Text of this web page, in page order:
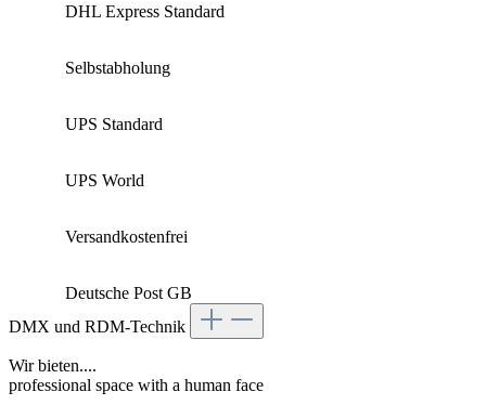
DHL Express Standard
Selbstabholung
UPS Standard
UPS World
Versandkostenfrei
Deutsche Post GB
DMX und RDM-Technik
Wir bieten....
professional space with a human face